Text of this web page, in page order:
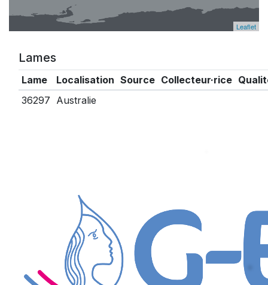
Leaflet
Lames
Lame Localisation Source Collecteur·rice
36297 Australie